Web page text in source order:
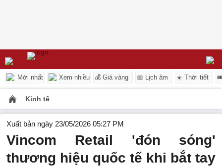
Mới nhất Xem nhiều 💰 Giá vàng 📅 Lịch âm ☀️ Thời tiết
Kinh tế
Xuất bản ngày 23/05/2026 05:27 PM
Vincom Retail 'đón sóng'
thương hiệu quốc tế khi bắt tay